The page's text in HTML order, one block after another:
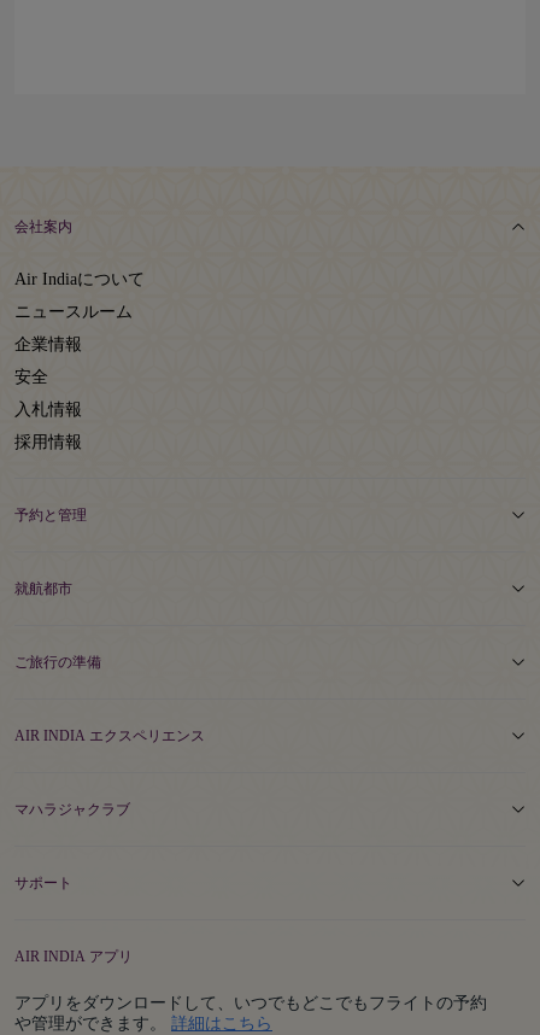
会社案内
Air Indiaについて
ニュースルーム
企業情報
安全
入札情報
採用情報
予約と管理
就航都市
ご旅行の準備
AIR INDIA エクスペリエンス
マハラジャクラブ
サポート
AIR INDIA アプリ
アプリをダウンロードして、いつでもどこでもフライトの予約
や管理ができます。 詳細はこちら